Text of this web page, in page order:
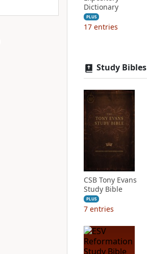
Dictionary
PLUS
17 entries
Study Bibles
CSB Tony Evans
Study Bible
PLUS
7 entries